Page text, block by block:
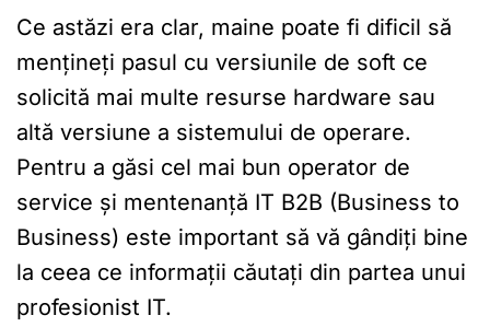
Ce astăzi era clar, maine poate fi dificil să
mențineți pasul cu versiunile de soft ce
solicită mai multe resurse hardware sau
altă versiune a sistemului de operare.
Pentru a găsi cel mai bun operator de
service și mentenanță IT B2B (Business to
Business) este important să vă gândiți bine
la ceea ce informații căutați din partea unui
profesionist IT.